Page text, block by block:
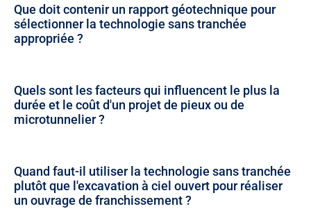
Que doit contenir un rapport géotechnique pour
sélectionner la technologie sans tranchée
appropriée ?
Quels sont les facteurs qui influencent le plus la
durée et le coût d'un projet de pieux ou de
microtunnelier ?
Quand faut-il utiliser la technologie sans tranchée
plutôt que l'excavation à ciel ouvert pour réaliser
un ouvrage de franchissement ?